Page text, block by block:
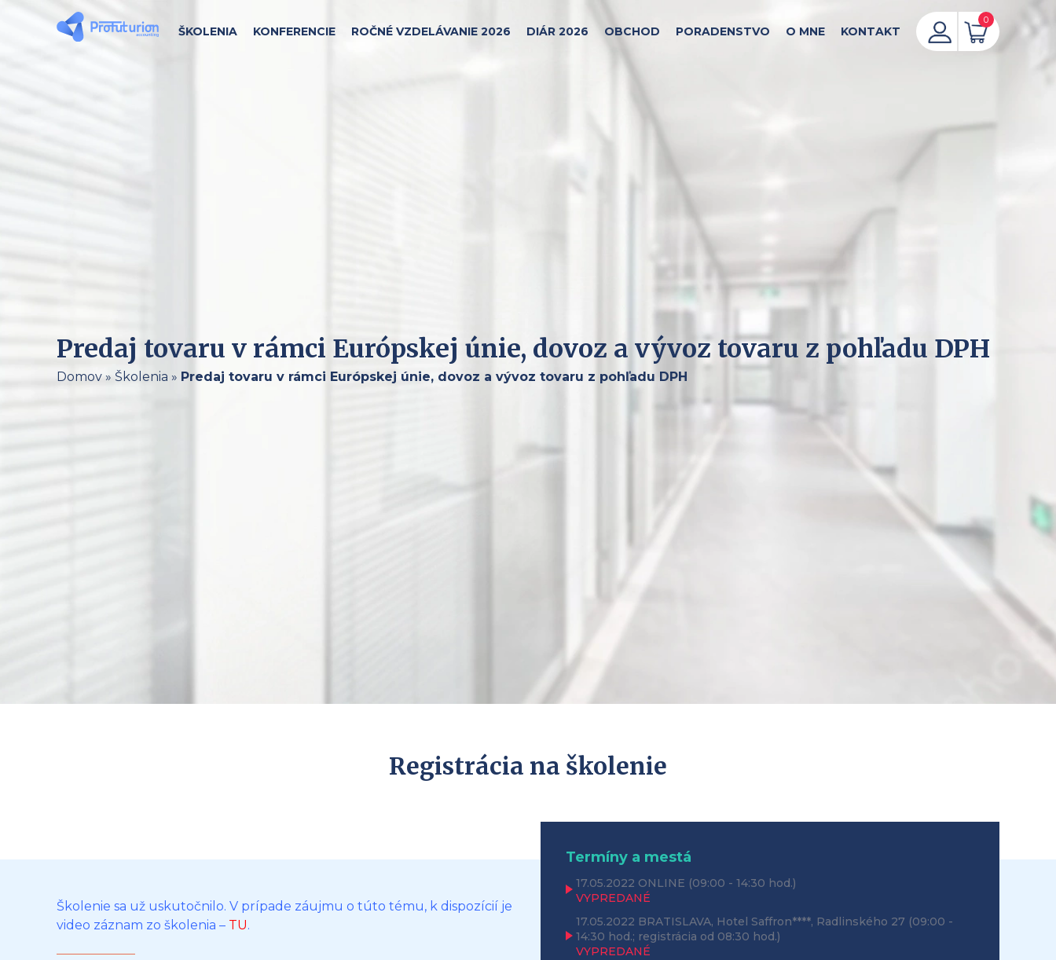
ŠKOLENIA KONFERENCIE ROČNÉ VZDELÁVANIE 2026 DIÁR 2026 OBCHOD PORADENSTVO O MNE KONTAKT
0
Predaj tovaru v rámci Európskej únie, dovoz a vývoz tovaru z pohľadu DPH
Domov » Školenia » Predaj tovaru v rámci Európskej únie, dovoz a vývoz tovaru z pohľadu DPH
Registrácia na školenie
Školenie sa už uskutočnilo. V prípade záujmu o túto tému, k dispozícií je
video záznam zo školenia – TU.
Termíny a mestá
17.05.2022 ONLINE (09:00 - 14:30 hod.)
VYPREDANÉ
17.05.2022 BRATISLAVA, Hotel Saffron****, Radlinského 27 (09:00 -
14:30 hod.; registrácia od 08:30 hod.)
VYPREDANÉ